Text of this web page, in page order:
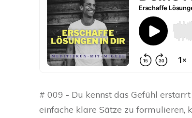
# 009 - Du kennst das Gefühl
einfache klare Sätze zu formulieren,